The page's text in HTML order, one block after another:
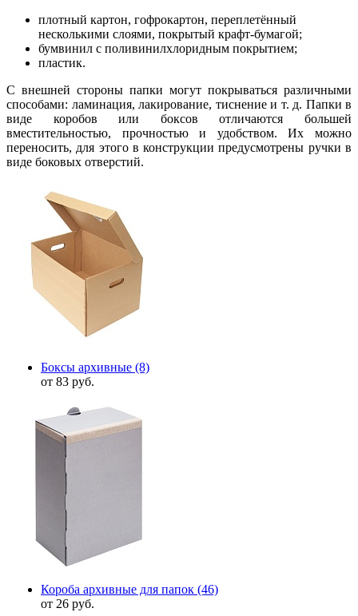
плотный картон, гофрокартон, переплетённый
несколькими слоями, покрытый крафт-бумагой;
бумвинил с поливинилхлоридным покрытием;
пластик.
С внешней стороны папки могут покрываться различными
способами: ламинация, лакирование, тиснение и т. д. Папки в
виде коробов или боксов отличаются большей
вместительностью, прочностью и удобством. Их можно
переносить, для этого в конструкции предусмотрены ручки в
виде боковых отверстий.
Боксы архивные (8)
от 83 руб.
Короба архивные для папок (46)
от 26 руб.